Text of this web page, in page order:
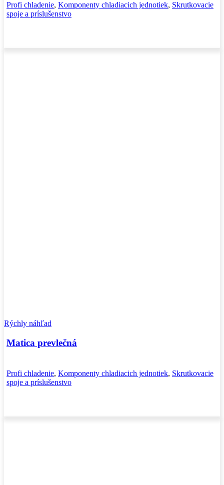
Profi chladenie, Komponenty chladiacich jednotiek, Skrutkovacie
spoje a príslušenstvo
Rýchly náhľad
Matica prevlečná
Profi chladenie, Komponenty chladiacich jednotiek, Skrutkovacie
spoje a príslušenstvo